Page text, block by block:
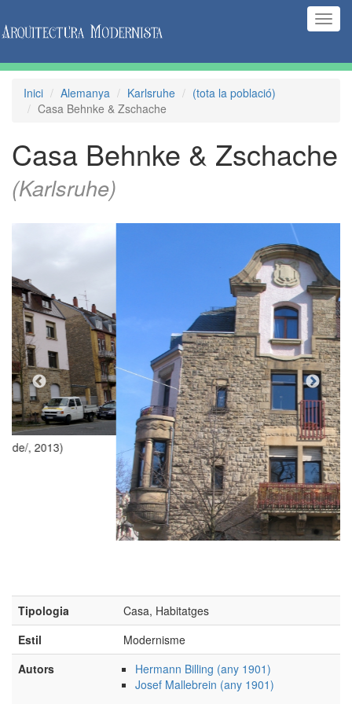
Inici Alemanya Karlsruhe
(tota la població)
Casa Behnke & Zschache
Casa Behnke & Zschache
(Karlsruhe)
(Foto: Voskos, 2011)